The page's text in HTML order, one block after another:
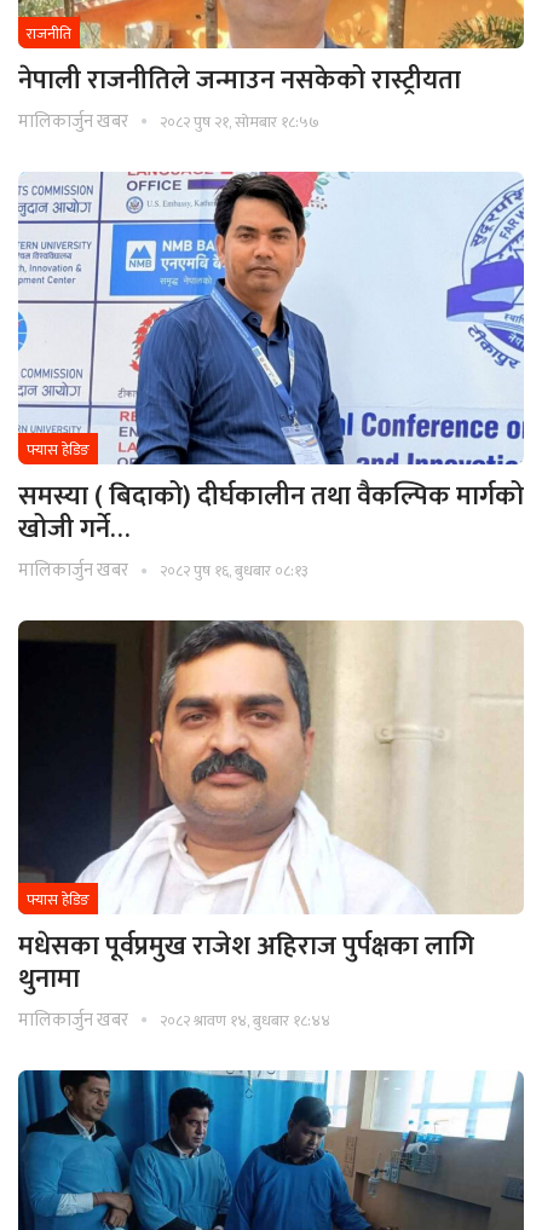
राजनीति
नेपाली राजनीतिले जन्माउन नसकेको रास्ट्रीयता
मालिकार्जुन खबर २०८२ पुष २१, सोमबार १८:५७
फ्यास हेडिङ
समस्या ( बिदाको) दीर्घकालीन तथा वैकल्पिक मार्गको
खोजी गर्ने…
मालिकार्जुन खबर २०८२ पुष १६, बुधबार ०८:१३
फ्यास हेडिङ
मधेसका पूर्वप्रमुख राजेश अहिराज पुर्पक्षका लागि
थुनामा
मालिकार्जुन खबर २०८२ श्रावण १४, बुधबार १८:४४